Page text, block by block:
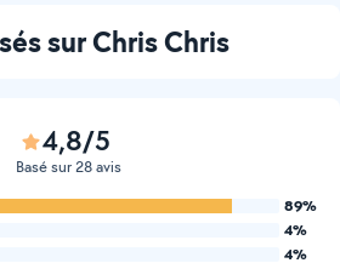
sur Chris Chris
4,8/5
Basé sur 28 avis
89%
4%
4%